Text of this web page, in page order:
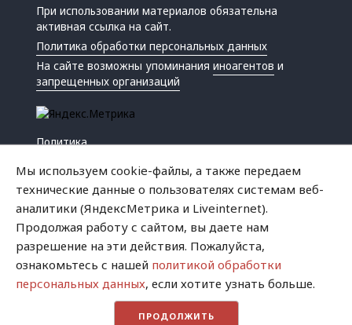
При использовании материалов обязательна
активная ссылка на сайт.
Политика обработки персональных данных
На сайте возможны упоминанияиноагентов и
запрещенных организаций
Политика
Криминал
Успех
Хватит это терпеть
Мы используем cookie-файлы, а также передаем
технические данные о пользователях системам веб-
аналитики (ЯндексМетрика и Liveinternet).
Продолжая работу с сайтом, вы даете нам
разрешение на эти действия. Пожалуйста,
ознакомьтесь с нашей политикой обработки
персональных данных, если хотите узнать больше.
ПРОДОЛЖИТЬ